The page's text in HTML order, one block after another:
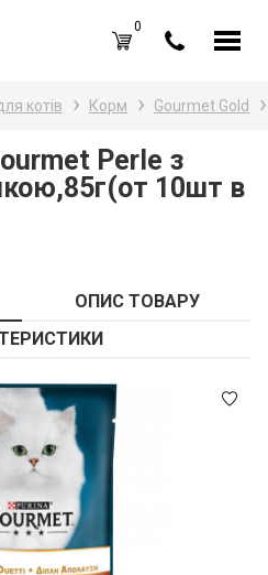
Усе
0
котів Корм Gourmet Gold
Perle з
10шт в
ОПИС ТОВАРУ